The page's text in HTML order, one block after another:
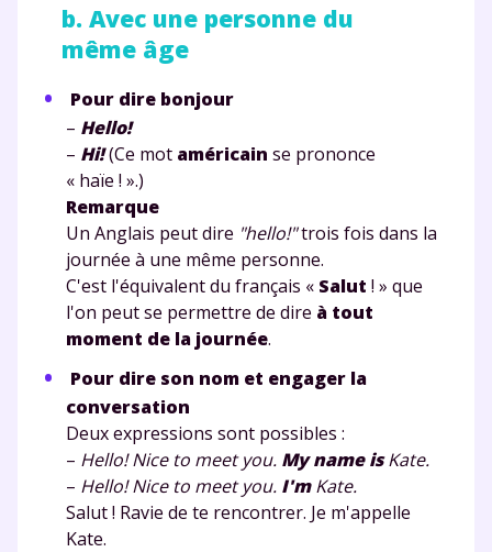
b. Avec une personne du
même âge
Pour dire bonjour
– Hello!
– Hi!(Ce mot américain se prononce
« haïe ! ».)
Remarque
Un Anglais peut dire "hello!"trois fois dans la
journée à une même personne.
C'est l'équivalent du français « Salut ! » que
l'on peut se permettre de dire à tout
moment de la journée.
Pour dire son nom et engager la
conversation
Deux expressions sont possibles :
– Hello! Nice to meet you. My name isKate.
– Hello! Nice to meet you. I'mKate.
Salut ! Ravie de te rencontrer. Je m'appelle
Kate.